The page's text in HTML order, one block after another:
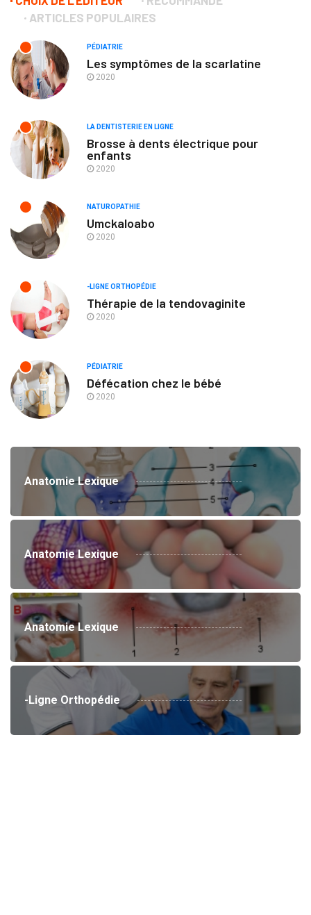
ARTICLES POPULAIRES
PÉDIATRIE
Les symptômes de la scarlatine
2020
LA DENTISTERIE EN LIGNE
Brosse à dents électrique pour
enfants
2020
NATUROPATHIE
Umckaloabo
2020
-LIGNE ORTHOPÉDIE
Thérapie de la tendovaginite
2020
PÉDIATRIE
Défécation chez le bébé
2020
Anatomie Lexique
Anatomie Lexique
Anatomie Lexique
-Ligne Orthopédie